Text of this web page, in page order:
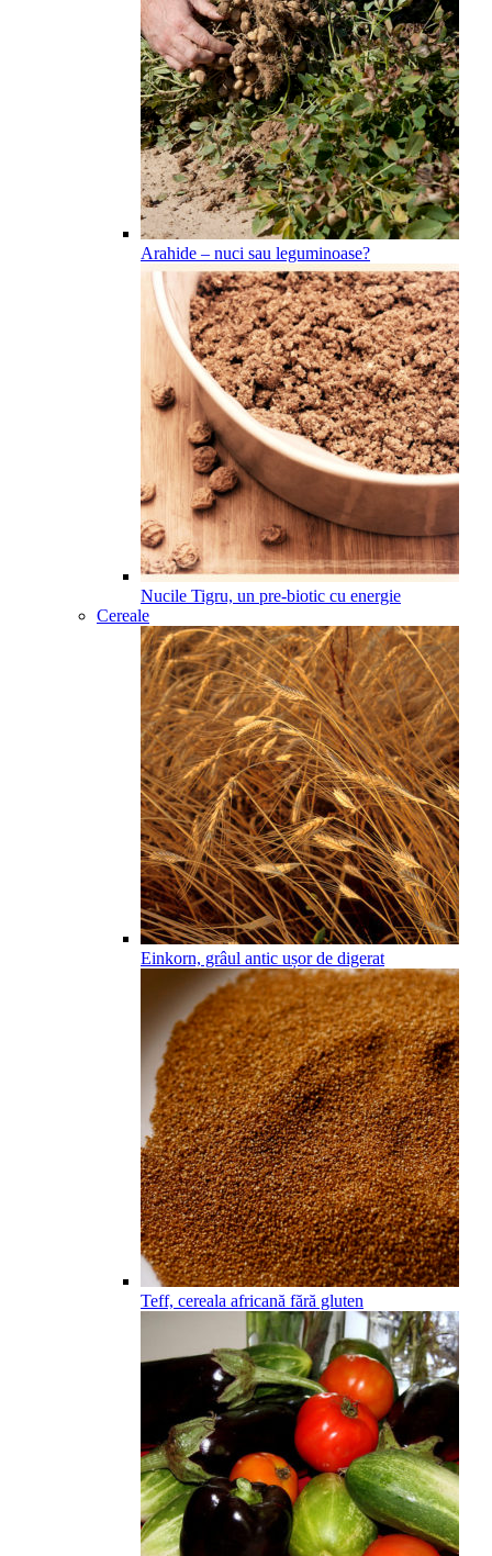
Arahide – nuci sau leguminoase?
Nucile Tigru, un pre-biotic cu energie
Cereale
Einkorn, grâul antic ușor de digerat
Teff, cereala africană fără gluten